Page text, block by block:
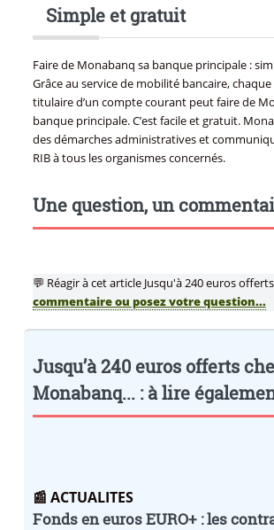
Simple et gratuit
Faire de Monabanq sa banque principale :
Grâce au service de mobilité bancaire,
titulaire d’un compte courant peut faire de
banque principale. C’est facile et gratuit.
des démarches administratives et
RIB à tous les organismes concernés.
Une question, un
💬 Réagir à cet article Jusqu'à 240 euros offerts
commentaire ou posez votre question...
Jusqu’à 240 euros offerts
Monabanq... : à lire
📰 ACTUALITES
Fonds en euros EURO+ : les